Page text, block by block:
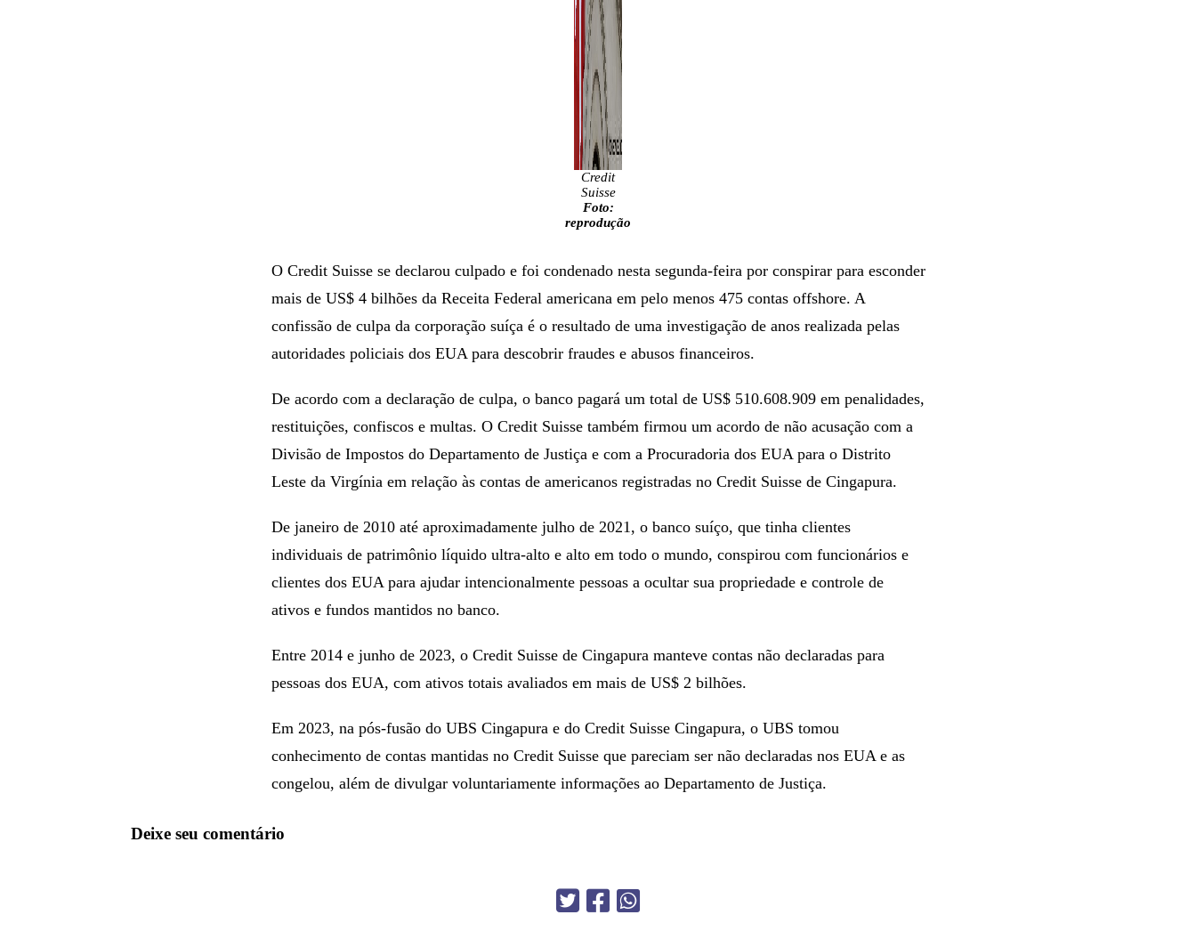
Credit
Suisse
Foto:
reprodução
O Credit Suisse se declarou culpado e foi condenado nesta segunda-feira por conspirar para esconder
mais de US$ 4 bilhões da Receita Federal americana em pelo menos 475 contas offshore. A
confissão de culpa da corporação suíça é o resultado de uma investigação de anos realizada pelas
autoridades policiais dos EUA para descobrir fraudes e abusos financeiros.
De acordo com a declaração de culpa, o banco pagará um total de US$ 510.608.909 em penalidades,
restituições, confiscos e multas. O Credit Suisse também firmou um acordo de não acusação com a
Divisão de Impostos do Departamento de Justiça e com a Procuradoria dos EUA para o Distrito
Leste da Virgínia em relação às contas de americanos registradas no Credit Suisse de Cingapura.
De janeiro de 2010 até aproximadamente julho de 2021, o banco suíço, que tinha clientes
individuais de patrimônio líquido ultra-alto e alto em todo o mundo, conspirou com funcionários e
clientes dos EUA para ajudar intencionalmente pessoas a ocultar sua propriedade e controle de
ativos e fundos mantidos no banco.
Entre 2014 e junho de 2023, o Credit Suisse de Cingapura manteve contas não declaradas para
pessoas dos EUA, com ativos totais avaliados em mais de US$ 2 bilhões.
Em 2023, na pós-fusão do UBS Cingapura e do Credit Suisse Cingapura, o UBS tomou
conhecimento de contas mantidas no Credit Suisse que pareciam ser não declaradas nos EUA e as
congelou, além de divulgar voluntariamente informações ao Departamento de Justiça.
Deixe seu comentário